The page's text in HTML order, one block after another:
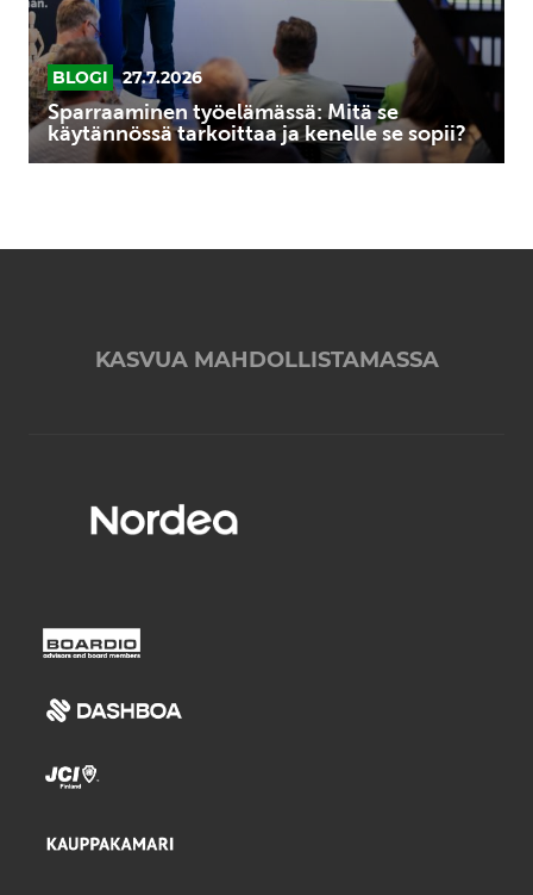
kenelle
se
sopii?BLOGI 27.7.2026
Sparraaminen työelämässä: Mitä se
käytännössä tarkoittaa ja kenelle se sopii?
KASVUA MAHDOLLISTAMASSA